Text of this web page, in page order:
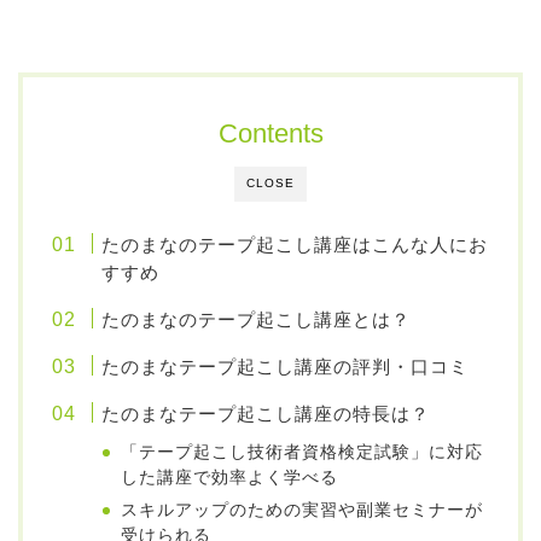
CLOSE
Contents
たのまなのテープ起こし講座はこんな人にお
すすめ
たのまなのテープ起こし講座とは？
たのまなテープ起こし講座の評判・口コミ
たのまなテープ起こし講座の特長は？
「テープ起こし技術者資格検定試験」に対応
した講座で効率よく学べる
スキルアップのための実習や副業セミナーが
受けられる